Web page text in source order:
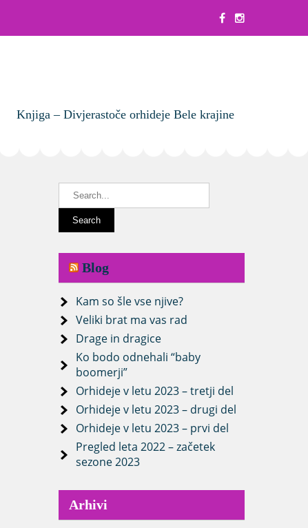
Knjiga – Divjerastoče orhideje Bele krajine
Blog
Kam so šle vse njive?
Veliki brat ma vas rad
Drage in dragice
Ko bodo odnehali “baby
boomerji”
Orhideje v letu 2023 – tretji del
Orhideje v letu 2023 – drugi del
Orhideje v letu 2023 – prvi del
Pregled leta 2022 – začetek
sezone 2023
Arhivi